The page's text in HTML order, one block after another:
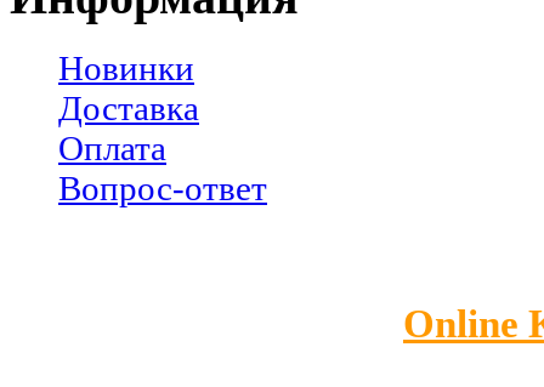
Новинки
Доставка
Оплата
Вопрос-ответ
Online